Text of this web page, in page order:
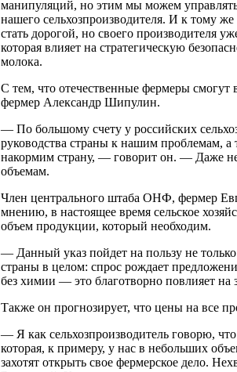
манипуляций, но этим мы можем
нашего сельхозпроизводителя. И к тому
стать дорогой, но своего производителя
которая влияет на стратегическую
молока.
С тем, что отечественные фермеры
фермер Александр Шипулин.
— По большому счету у российских
руководства страны к нашим проблемам,
накормим страну, — говорит он. — Даже
объемам.
Член центрального штаба ОНФ, фермер
мнению, в настоящее время сельское
объем продукции, который необходим.
— Данный указ пойдет на пользу не
страны в целом: спрос рождает
без химии — это благотворно повлияет на
Также он прогнозирует, что цены на все
— Я как сельхозпроизводитель говорю,
которая, к примеру, у нас в небольших
захотят открыть свое фермерское дело.